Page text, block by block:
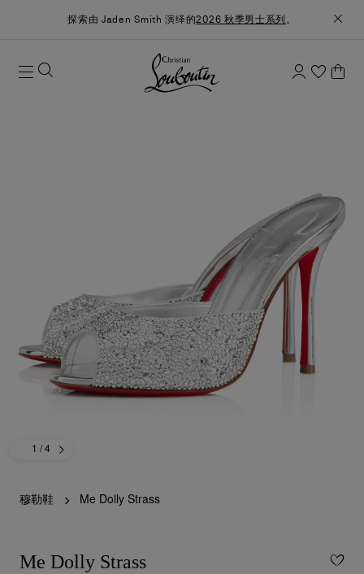
探索由 Jaden Smith 演绎的2026 秋季男士系列 。
1 / 4
穆勒鞋 Me Dolly Strass
Me Dolly Strass